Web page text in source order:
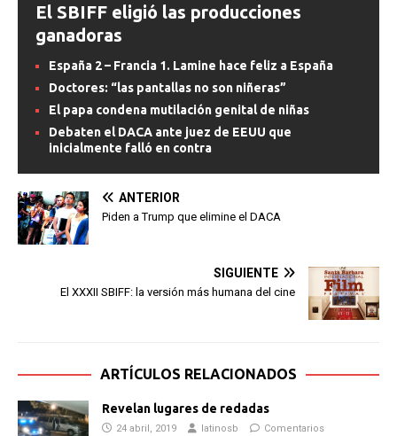
El SBIFF eligió las producciones
ganadoras
España 2 – Francia 1. Lamine hace feliz a España
Doctores: “las pantallas no son niñeras”
El papa condena mutilación genital de niñas
Debaten el DACA ante juez de EEUU que
inicialmente falló en contra
ANTERIOR
Piden a Trump que elimine el DACA
SIGUIENTE
El XXXII SBIFF: la versión más humana del cine
ARTÍCULOS RELACIONADOS
Revelan lugares de redadas
24 abril, 2019 latinosb
Comentarios